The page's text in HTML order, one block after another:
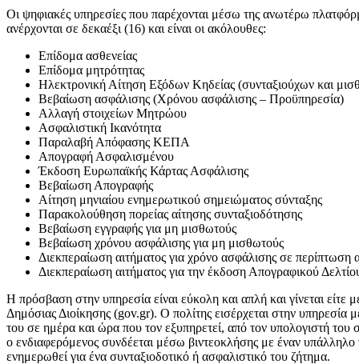
Οι ψηφιακές υπηρεσίες που παρέχονται μέσω της ανωτέρω
ανέρχονται σε δεκαέξι (16) και είναι οι ακόλουθες:
Επίδομα ασθενείας
Επίδομα μητρότητας
Ηλεκτρονική Αίτηση Εξόδων Κηδείας (συνταξιούχων και
Βεβαίωση ασφάλισης (Χρόνου ασφάλισης – Προϋπηρεσία)
Αλλαγή στοιχείων Μητρώου
Ασφαλιστική Ικανότητα
Παραλαβή Απόφασης ΚΕΠΑ
Απογραφή Ασφαλισμένου
Έκδοση Ευρωπαϊκής Κάρτας Ασφάλισης
Βεβαίωση Απογραφής
Αίτηση μηνιαίου ενημερωτικού σημειώματος σύνταξης
Παρακολούθηση πορείας αίτησης συνταξιοδότησης
Βεβαίωση εγγραφής για μη μισθωτούς
Βεβαίωση χρόνου ασφάλισης για μη μισθωτούς
Διεκπεραίωση αιτήματος για χρόνο ασφάλισης σε
Διεκπεραίωση αιτήματος για την έκδοση Απογραφικού
Η πρόσβαση στην υπηρεσία είναι εύκολη και απλή και γίνεται
Δημόσιας Διοίκησης (gov.gr). Ο πολίτης εισέρχεται στην
του σε ημέρα και ώρα που τον εξυπηρετεί, από τον υπολογιστή
ο ενδιαφερόμενος συνδέεται μέσω βιντεοκλήσης με έναν
ενημερωθεί για ένα συνταξιοδοτικό ή ασφαλιστικό του ζήτημα.